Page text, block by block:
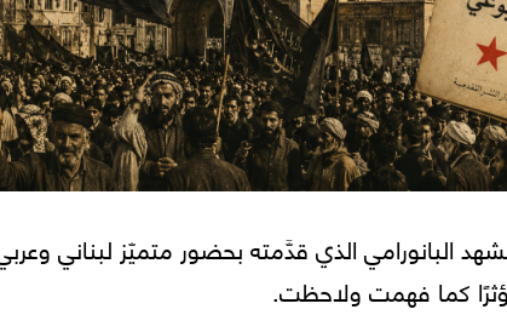
البانورامي الذي قدَّمته بحضور متميّز لبناني
كما فهمت ولاحظت.